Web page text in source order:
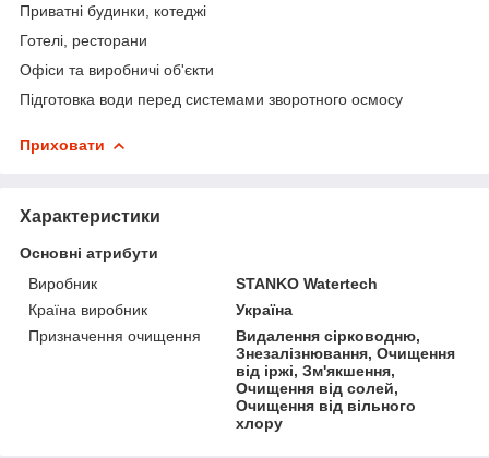
Приватні будинки, котеджі
Готелі, ресторани
Офіси та виробничі об'єкти
Підготовка води перед системами зворотного осмосу
Приховати
Характеристики
Основні атрибути
Виробник
STANKO Watertech
Країна виробник
Україна
Призначення очищення
Видалення сірководню,
Знезалізнювання, Очищення
від іржі, Зм'якшення,
Очищення від солей,
Очищення від вільного
хлору